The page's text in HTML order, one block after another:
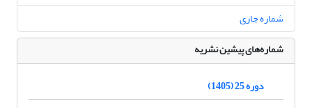
شماره جاری
شماره‌های پیشین نشریه
دوره 25 (1405)